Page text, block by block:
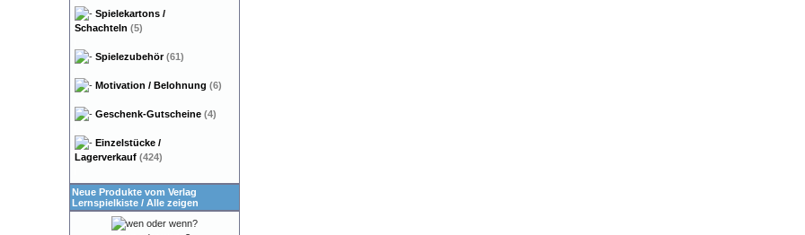
Spielekartons /
Schachteln (5)
Spielezubehör(61)
Motivation / Belohnung (6)
Geschenk-Gutscheine (4)
Einzelstücke /
Lagerverkauf (424)
Neue Produkte vom Verlag
Lernspielkiste / Alle zeigen